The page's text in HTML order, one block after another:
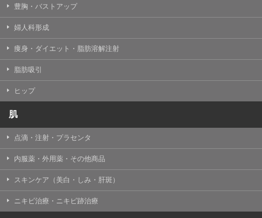
豊胸・バストアップ
婦人科形成
痩身・ダイエット・脂肪溶解注射
脂肪吸引
ヒップ
肌
点滴・注射・プラセンタ
内服薬・外用薬・その他商品
スキンケア（美白・しみ・肝斑）
ニキビ治療・ニキビ跡治療